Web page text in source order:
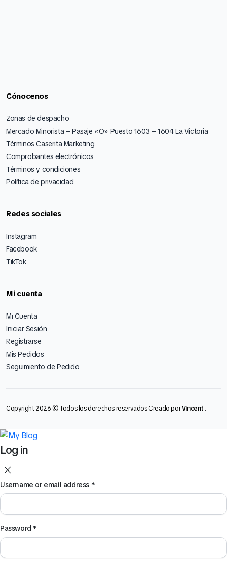
Cónocenos
Zonas de despacho
Mercado Minorista – Pasaje «O» Puesto 1603 – 1604 La Victoria
Términos Caserita Marketing
Comprobantes electrónicos
Términos y condiciones
Política de privacidad
Redes sociales
Instagram
Facebook
TikTok
Mi cuenta
Mi Cuenta
Iniciar Sesión
Registrarse
Mis Pedidos
Seguimiento de Pedido
Copyright 2026 © Todos los derechos reservados Creado porVincent .
Log in
Username or email address *
Password *